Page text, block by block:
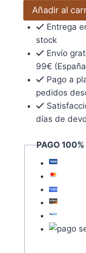
Estrategia
en
el
final
cantidad
Añadir al
Entrega
stock
Envío
99€
Pago a
pedidos
días de
PAGO 100%